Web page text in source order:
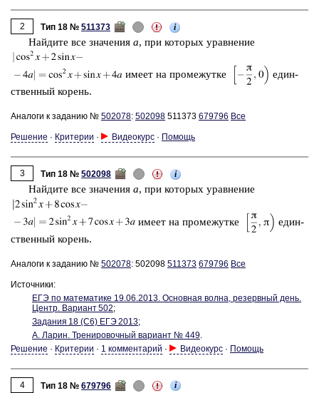
2 Тип 18 № 511373 i
Най­ди­те все зна­че­ния a, при ко­то­рых урав­не­ние
имеет на про­ме­жут­ке
един­
ствен­ный ко­рень.
Аналоги к заданию № 502078: 502098 511373 679796 Все
Решение · Критерии · Видеокурс · Помощь
3 Тип 18 № 502098 i
Най­ди­те все зна­че­ния a, при ко­то­рых урав­не­ние
имеет на про­ме­жут­ке
един­
ствен­ный ко­рень.
Аналоги к заданию № 502078: 502098 511373 679796 Все
Источники:
ЕГЭ по ма­те­ма­ти­ке 19.06.2013. Ос­нов­ная волна, ре­зерв­ный день.
Центр. Ва­ри­ант 502;
За­да­ния 18 (С6) ЕГЭ 2013;
А. Ларин. Тре­ни­ро­воч­ный ва­ри­ант № 449
Решение · Критерии · 1 комментарий · Видеокурс · Помощь
4 Тип 18 № 679796 i